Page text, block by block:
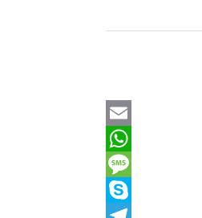
E
m
a
W
hM